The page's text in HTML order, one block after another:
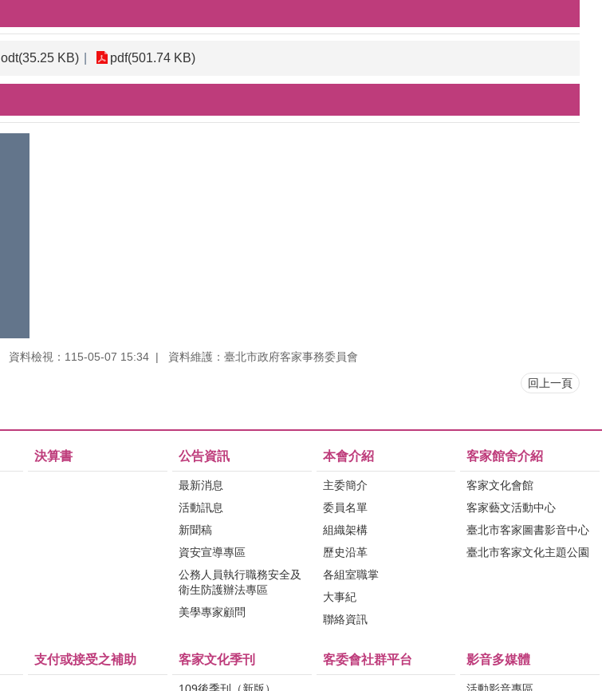
odt(35.25 KB) pdf(501.74 KB)
資料檢視：115-05-07 15:34 資料維護：臺北市政府客家事務委員會
回上一頁
決算書 公告資訊
最新消息
活動訊息
新聞稿
資安宣導專區
公務人員執行職務安全及
衛生防護辦法專區
美學專家顧問
本會介紹
主委簡介
委員名單
組織架構
歷史沿革
各組室職掌
大事紀
聯絡資訊
客家館舍介紹
客家文化會館
客家藝文活動中心
臺北市客家圖書影音中心
臺北市客家文化主題公園
支付或接受之補助 客家文化季刊
109後季刊（新版）
客委會社群平台 影音多媒體
活動影音專區